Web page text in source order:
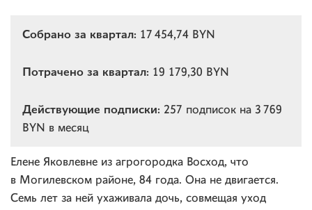
Собрано за квартал: 17 454,74 BYN
Потрачено за квартал: 19 179,30 BYN
Действующие подписки: 257 подписок на 3 769
BYN в месяц
Елене Яковлевне из агрогородка Восход, что
в Могилевском районе, 84 года. Она не двигается.
Семь лет за ней ухаживала дочь, совмещая уход